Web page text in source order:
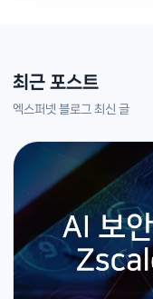
최근 포스트
엑스퍼넷 블로그 최신 글